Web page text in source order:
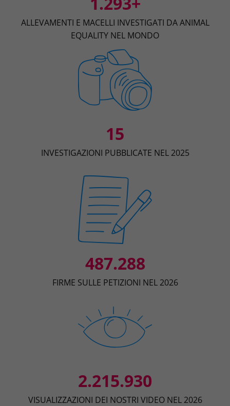
ALLEVAMENTI E MACELLI INVESTIGATI DA ANIMAL
EQUALITY NEL MONDO
15
INVESTIGAZIONI PUBBLICATE NEL 2025
487.288
FIRME SULLE PETIZIONI NEL 2026
2.215.930
VISUALIZZAZIONI DEI NOSTRI VIDEO NEL 2026